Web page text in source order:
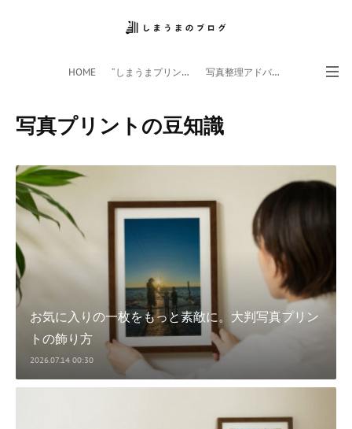
HOME ”しまうまプリント”サイト 写真整理アドバイザー
フォトライフ応援団 スマホアプリ
写真プリントの豆知識
お気に入りの一枚をもっと素敵に。大判写真プリン
トの飾り方
2026.07.14 00:30